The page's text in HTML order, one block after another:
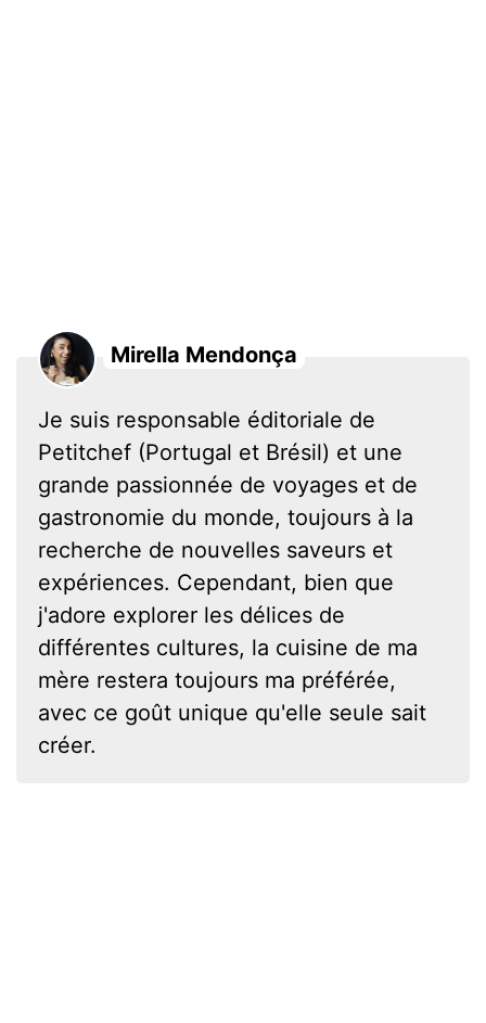
Mirella Mendonça
Je suis responsable éditoriale de
Petitchef (Portugal et Brésil) et une
grande passionnée de voyages et de
gastronomie du monde, toujours à la
recherche de nouvelles saveurs et
expériences. Cependant, bien que
j'adore explorer les délices de
différentes cultures, la cuisine de ma
mère restera toujours ma préférée,
avec ce goût unique qu'elle seule sait
créer.